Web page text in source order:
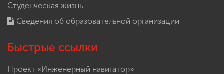
Студенческая жизнь
Сведения об образовательной организации
Быстрые ссылки
Проект «Инженерный навигатор»